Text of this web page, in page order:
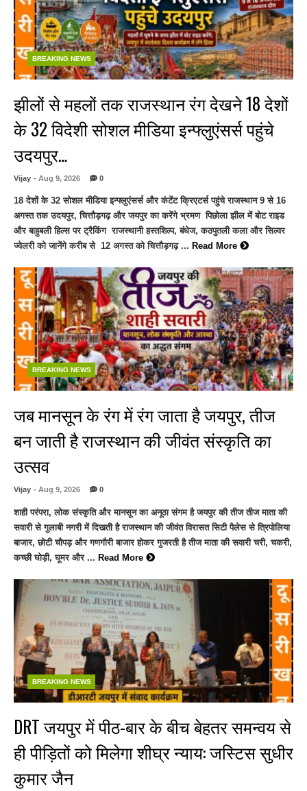
BREAKING NEWS
झीलों से महलों तक राजस्थान रंग देखने 18 देशों
के 32 विदेशी सोशल मीडिया इन्फ्लुएंसर्स पहुंचे
उदयपुर…
Vijay - Aug 9, 2026 0
18 देशों के 32 सोशल मीडिया इन्फ्लुएंसर्स और कंटेंट क्रिएटर्स पहुंचे राजस्थान 9 से 16
अगस्त तक उदयपुर, चित्तौड़गढ़ और जयपुर का करेंगे भ्रमण पिछोला झील में बोट राइड
और बाहुबली हिल्स पर ट्रैकिंग राजस्थानी हस्तशिल्प, बंधेज, कठपुतली कला और सिल्वर
ज्वेलरी को जानेंगे करीब से 12 अगस्त को चित्तौड़गढ़ ... Read More
BREAKING NEWS
जब मानसून के रंग में रंग जाता है जयपुर, तीज
बन जाती है राजस्थान की जीवंत संस्कृति का
उत्सव
Vijay - Aug 9, 2026 0
शाही परंपरा, लोक संस्कृति और मानसून का अनूठा संगम है जयपुर की तीज तीज माता की
सवारी से गुलाबी नगरी में दिखती है राजस्थान की जीवंत विरासत सिटी पैलेस से त्रिपोलिया
बाजार, छोटी चौपड़ और गणगौरी बाजार होकर गुजरती है तीज माता की सवारी चरी, चकरी,
कच्छी घोड़ी, घूमर और ... Read More
BREAKING NEWS
DRT जयपुर में पीठ-बार के बीच बेहतर समन्वय से
ही पीड़ितों को मिलेगा शीघ्र न्याय: जस्टिस सुधीर
कुमार जैन